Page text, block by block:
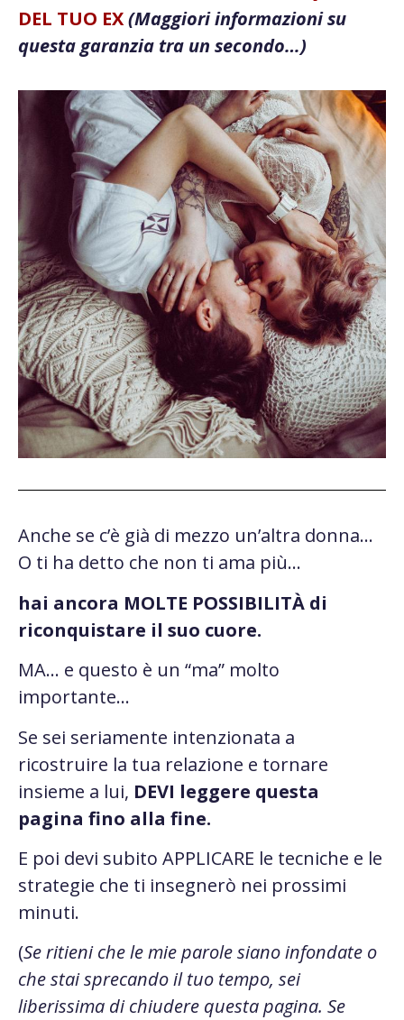
DEL TUO EX(Maggiori informazioni su
questa garanzia tra un secondo…)
Anche se c’è già di mezzo un’altra donna…
O ti ha detto che non ti ama più…
hai ancora MOLTE POSSIBILITÀ di
riconquistare il suo cuore.
MA… e questo è un “ma” molto
importante…
Se sei seriamente intenzionata a
ricostruire la tua relazione e tornare
insieme a lui, DEVI leggere questa
pagina fino alla fine.
E poi devi subito APPLICARE le tecniche e le
strategie che ti insegnerò nei prossimi
minuti.
(Se ritieni che le mie parole siano infondate o
che stai sprecando il tuo tempo, sei
liberissima di chiudere questa pagina. Se